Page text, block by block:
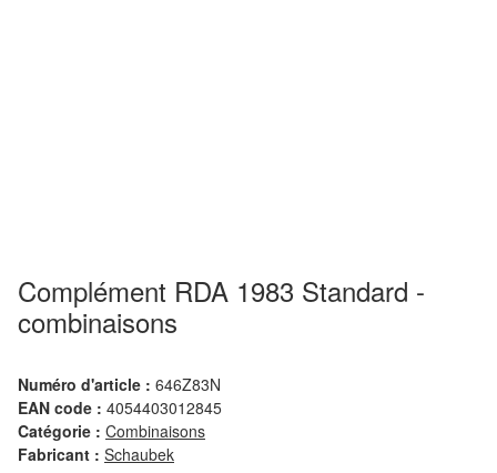
Complément RDA 1983 Standard -
combinaisons
Numéro d'article : 646Z83N
EAN code : 4054403012845
Catégorie : Combinaisons
Fabricant : Schaubek